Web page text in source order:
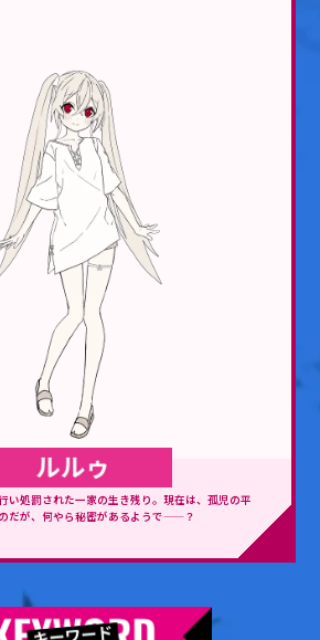
い処罰された一家の生き残り。現在は、孤児の平
だが、何やら秘密があるようで——？